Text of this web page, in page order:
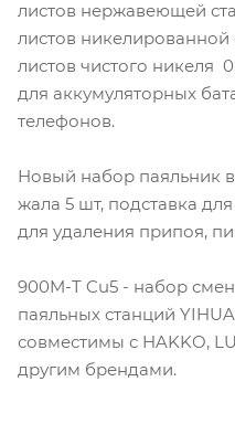
листов нержавеющей
листов
листов чистого никеля
для аккумуляторных
телефонов.
Новый набор паяльник
жала 5 шт, подставка
для удаления припоя,
900M-T Cu5 - набор
паяльных станций
совместимы с HAKKO,
другим брендами.